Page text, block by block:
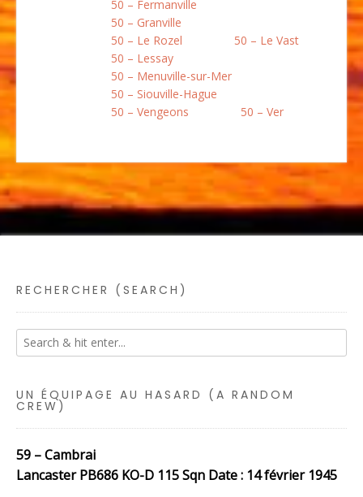
50 – Fermanville
50 – Granville
50 – Le Rozel
50 – Le Vast
50 – Lessay
50 – Menuville-sur-Mer
50 – Siouville-Hague
50 – Vengeons
50 – Ver
RECHERCHER (SEARCH)
UN ÉQUIPAGE AU HASARD (A RANDOM
CREW)
59 – Cambrai
Lancaster PB686 KO-D 115 Sqn Date : 14 février 1945